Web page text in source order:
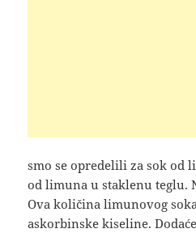
smo se opredelili za sok od
od limuna u staklenu teglu.
Ova količina limunovog
askorbinske kiseline.